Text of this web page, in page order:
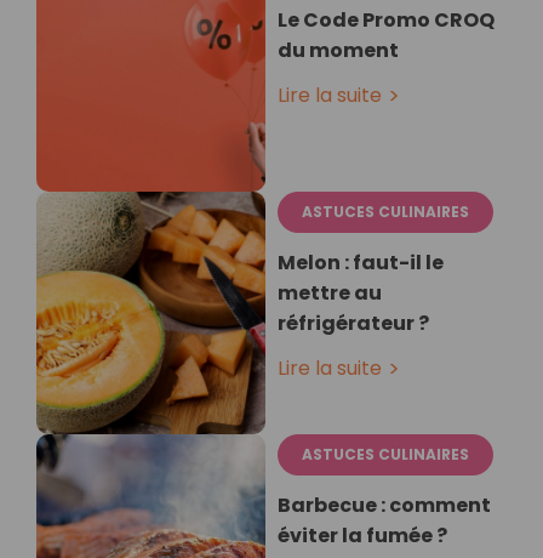
Le Code Promo CROQ
du moment
Lire la suite
ASTUCES CULINAIRES
Melon : faut-il le
mettre au
réfrigérateur ?
Lire la suite
ASTUCES CULINAIRES
Barbecue : comment
éviter la fumée ?